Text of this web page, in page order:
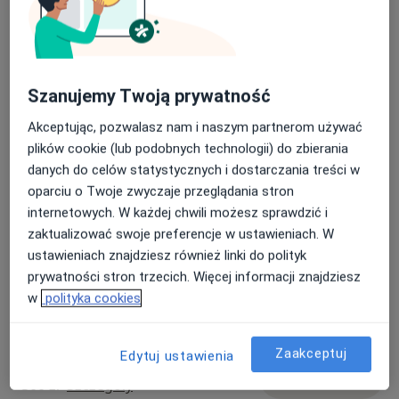
satysfakcji z życia seksualnego, brak orgazmu, ból
podczas aktywności seksualnych;
niepokoją się swoimi potrzebami seksualnymi – ich
potrzebują wsparcia w rozmowach o własnej
współżycia;
poszukują wsparcia w staraniu się o dziecko lub utraty
dziecka;
są niepewne własnej orientacji seksualnej lub nie
akceptują własnej orientacji;
są niepewne swojej tożsamości seksualnej, nie czują
się dobrze w swoim ciele.
Dla młodzieży
agresji, impulsywności, niecierpliwości,
Usługi i ceny
Konsultacja psychologiczna
Konsultacja psychologiczna dla par
400 zł Szczegóły Umów wizytę
TRE
200 zł Szczegóły Umów wizytę
Terapia seksuologiczna dla par
400 zł Szczegóły
Terapia seksuologiczna
300 zł Szczegóły Umów wizytę
Szanujemy Twoją prywatność
Akceptując, pozwalasz nam i naszym partnerom używać
plików cookie (lub podobnych technologii) do zbierania
danych do celów statystycznych i dostarczania treści w
oparciu o Twoje zwyczaje przeglądania stron
internetowych. W każdej chwili możesz sprawdzić i
zaktualizować swoje preferencje w ustawieniach. W
ustawieniach znajdziesz również linki do polityk
prywatności stron trzecich. Więcej informacji znajdziesz
w polityka cookies
Edytuj ustawienia Zaakceptuj